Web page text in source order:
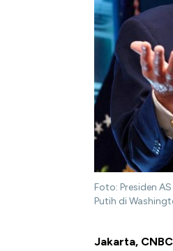
Foto: Presiden
Putih di
Jakarta,